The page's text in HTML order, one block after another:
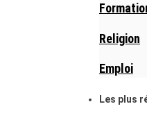
Religion
Emploi
Les plus